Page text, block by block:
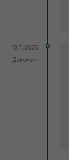
18.11.2025
Документ